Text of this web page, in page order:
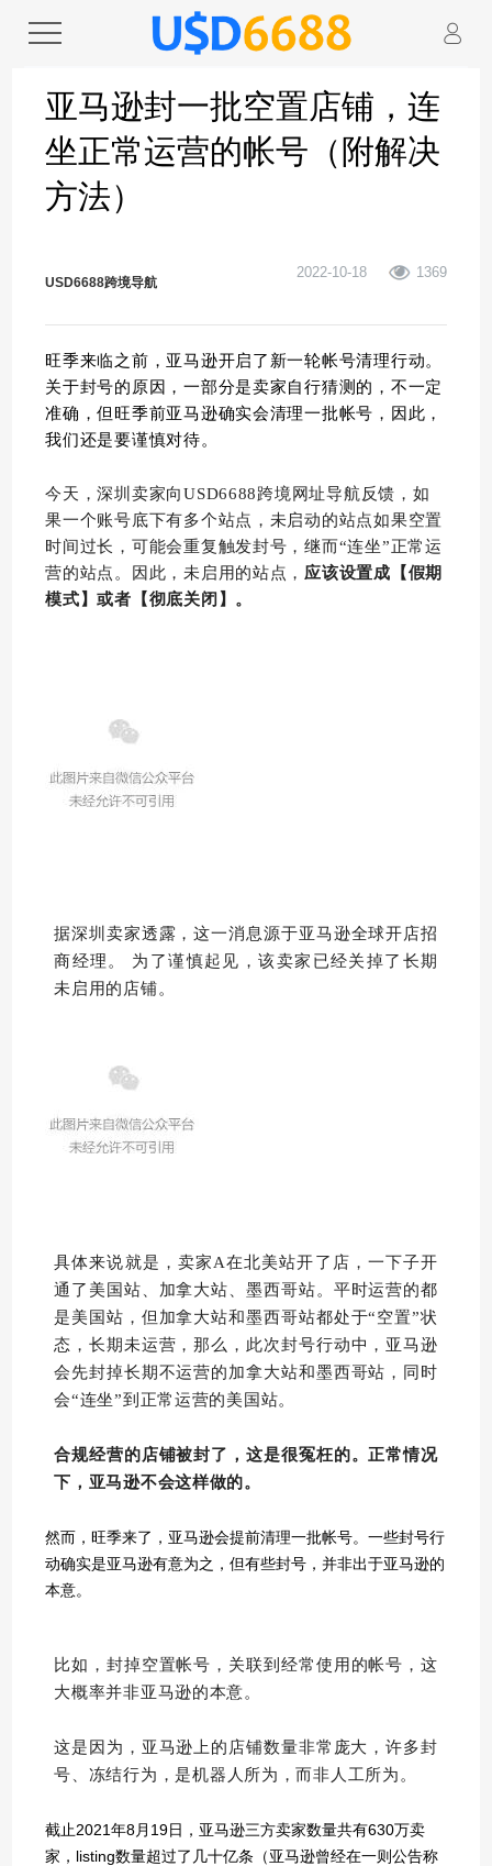
亚马逊封一批空置店铺，连
坐正常运营的帐号（附解决
方法）
USD6688跨境导航
2022-10-18 1369
旺季来临之前，亚马逊开启了新一轮帐号清理行动。
关于封号的原因，一部分是卖家自行猜测的，不一定
准确，但旺季前亚马逊确实会清理一批帐号，因此，
我们还是要谨慎对待。
今天，深圳卖家向USD6688跨境网址导航反馈，如
果一个账号底下有多个站点，未启动的站点如果空置
时间过长，可能会重复触发封号，继而“连坐”正常运
营的站点。因此，未启用的站点， 应该设置成【假期
模式】或者【彻底关闭】。
据深圳卖家透露，这一消息源于亚马逊全球开店招
商经理。 为了谨慎起见，该卖家已经关掉了长期
未启用的店铺。
具体来说就是，卖家A在北美站开了店，一下子开
通了美国站、加拿大站、墨西哥站。平时运营的都
是美国站，但加拿大站和墨西哥站都处于“空置”状
态，长期未运营，那么，此次封号行动中，亚马逊
会先封掉长期不运营的加拿大站和墨西哥站，同时
会“连坐”到正常运营的美国站。
合规经营的店铺被封了，这是很冤枉的。正常情况
下，亚马逊不会这样做的。
然而，旺季来了，亚马逊会提前清理一批帐号。一些封号行
动确实是亚马逊有意为之，但有些封号，并非出于亚马逊的
本意。
比如，封掉空置帐号，关联到经常使用的帐号，这
大概率并非亚马逊的本意。
这是因为，亚马逊上的店铺数量非常庞大，许多封
号、冻结行为，是机器人所为，而非人工所为。
截止2021年8月19日，亚马逊三方卖家数量共有630万卖
家，listing数量超过了几十亿条（亚马逊曾经在一则公告称